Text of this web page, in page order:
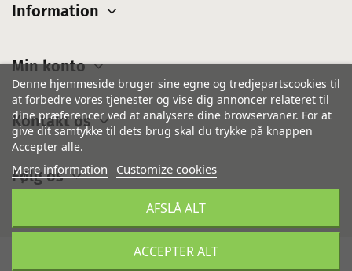
Information
Min konto
Kontakt os
Denne hjemmeside bruger sine egne og tredjepartscookies til
at forbedre vores tjenester og vise dig annoncer relateret til
dine præferencer ved at analysere dine browservaner. For at
give dit samtykke til dets brug skal du trykke på knappen
Accepter alle.
Mere information Customize cookies
AFSLÅ ALT
ACCEPTER ALT
Følg os
IsiCom Denmark A/S- Alle rettigheder forbeholdes